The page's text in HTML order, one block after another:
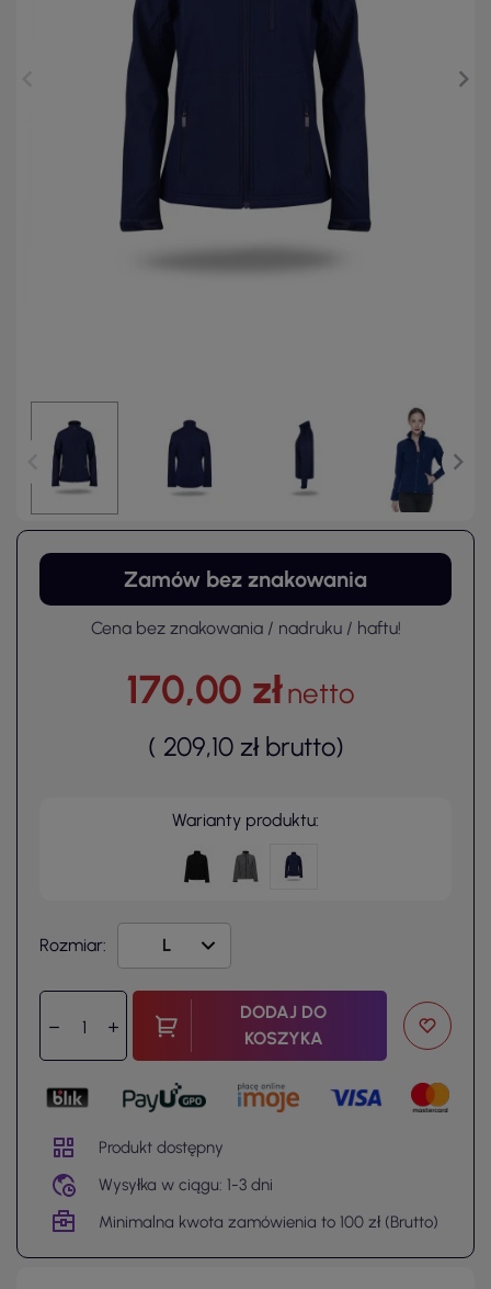
Zamów bez znakowania
Cena bez znakowania / nadruku / haftu!
170,00 złnetto
( 209,10 zł brutto)
Warianty produktu:
Rozmiar:
DODAJ DO
KOSZYKA
Produkt dostępny
Wysyłka w ciągu: 1-3 dni
Minimalna kwota zamówienia to 100 zł (Brutto)